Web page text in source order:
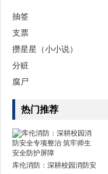
抽签
支票
攒星星（小小说）
分赃
腐尸
热门推荐
库伦消防：深耕校园消防安